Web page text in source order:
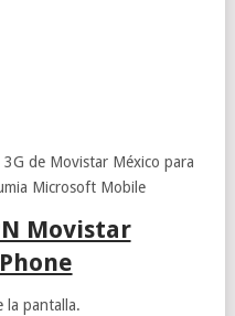
de Movistar México para
Microsoft Mobile
Movistar
la pantalla.